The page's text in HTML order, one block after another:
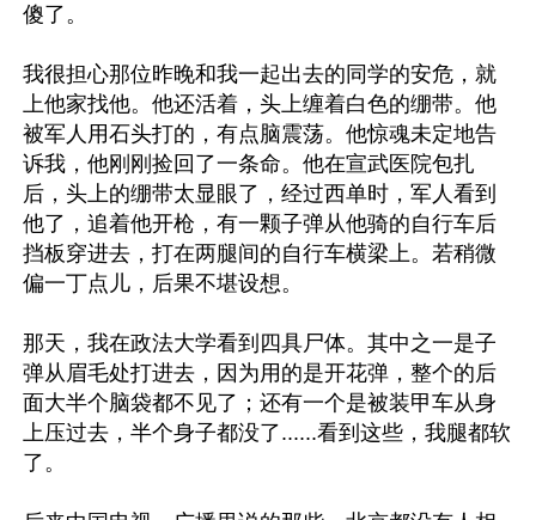
傻了。
我很担心那位昨晚和我一起出去的同学的安危，就
上他家找他。他还活着，头上缠着白色的绷带。他
被军人用石头打的，有点脑震荡。他惊魂未定地告
诉我，他刚刚捡回了一条命。他在宣武医院包扎
后，头上的绷带太显眼了，经过西单时，军人看到
他了，追着他开枪，有一颗子弹从他骑的自行车后
挡板穿进去，打在两腿间的自行车横梁上。若稍微
偏一丁点儿，后果不堪设想。
那天，我在政法大学看到四具尸体。其中之一是子
弹从眉毛处打进去，因为用的是开花弹，整个的后
面大半个脑袋都不见了；还有一个是被装甲车从身
上压过去，半个身子都没了......看到这些，我腿都软
了。